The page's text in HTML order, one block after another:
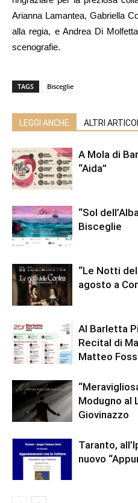
Arianna Lamantea, Gabriella
alla regia, e Andrea Di
scenografie.
TAGS Bisceglie
LEGGI ANCHE ALTRI
A Mola di
“Aida”
“Sol
Bisceglie
“Le Notti
agosto a
Al Barletta
Recital di
Matteo
Modugno al
Giovinazzo
Taranto,
nuovo